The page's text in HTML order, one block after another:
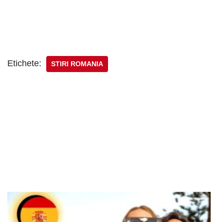
Etichete: STIRI ROMANIA